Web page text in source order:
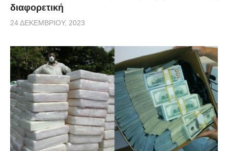
διαφορετική
24 ΔΕΚΕΜΒΡΊΟΥ, 2023